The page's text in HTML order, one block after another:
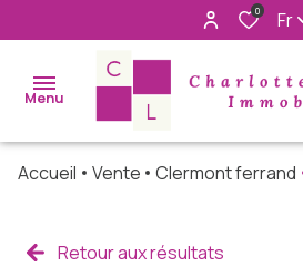
0 Fr
Menu
acheter
Accueil Vente Clermont ferrand
Retour aux résultats